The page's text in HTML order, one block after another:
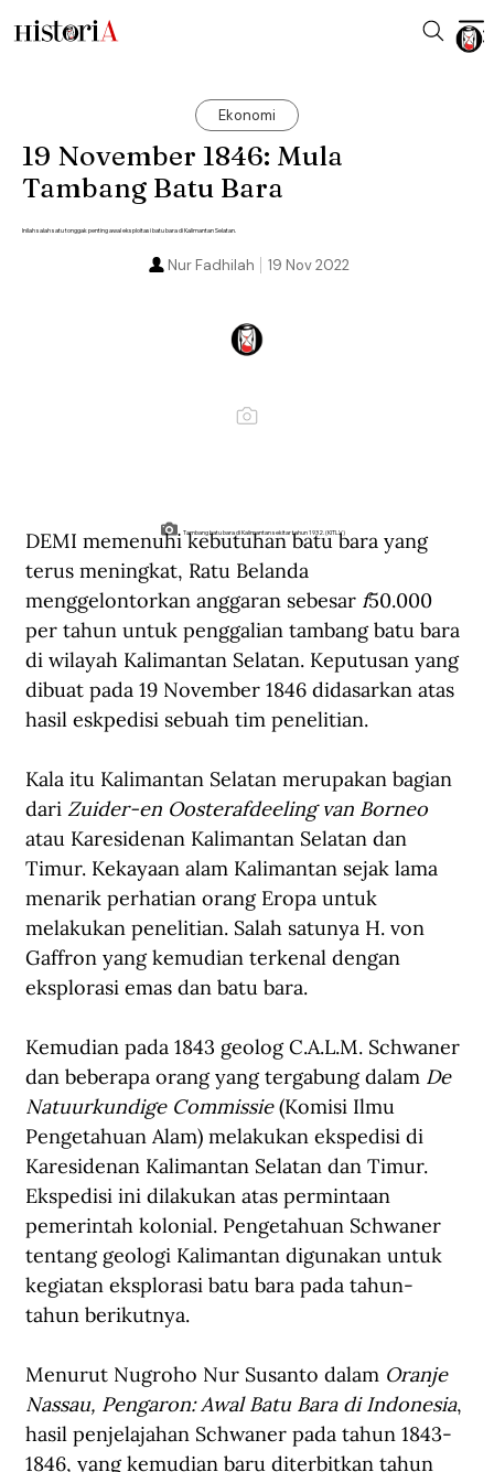
Ekonomi
19 November 1846: Mula
Tambang Batu Bara
Inilah salah satu tonggak penting awal eksploitasi batu bara di Kalimantan Selatan.
19 Nov 2022
Nur Fadhilah
Tambang batu bara di Kalimantan sekitar tahun 1932. (KITLV)
DEMI memenuhi kebutuhan batu bara yang
terus meningkat, Ratu Belanda
menggelontorkan anggaran sebesar f50.000
per tahun untuk penggalian tambang batu bara
di wilayah Kalimantan Selatan. Keputusan yang
dibuat pada 19 November 1846 didasarkan atas
hasil eskpedisi sebuah tim penelitian.
Kala itu Kalimantan Selatan merupakan bagian
dari Zuider-en Oosterafdeeling van Borneo
atau Karesidenan Kalimantan Selatan dan
Timur. Kekayaan alam Kalimantan sejak lama
menarik perhatian orang Eropa untuk
melakukan penelitian. Salah satunya H. von
Gaffron yang kemudian terkenal dengan
eksplorasi emas dan batu bara.
Kemudian pada 1843 geolog C.A.L.M. Schwaner
dan beberapa orang yang tergabung dalam De
Natuurkundige Commissie (Komisi Ilmu
Pengetahuan Alam) melakukan ekspedisi di
Karesidenan Kalimantan Selatan dan Timur.
Ekspedisi ini dilakukan atas permintaan
pemerintah kolonial. Pengetahuan Schwaner
tentang geologi Kalimantan digunakan untuk
kegiatan eksplorasi batu bara pada tahun-
tahun berikutnya.
Menurut Nugroho Nur Susanto dalam Oranje
Nassau, Pengaron: Awal Batu Bara di Indonesia,
hasil penjelajahan Schwaner pada tahun 1843-
1846, yang kemudian baru diterbitkan tahun